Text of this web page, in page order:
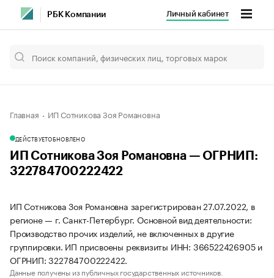
РБК Компании Личный кабинет
Главная ИП Сотникова Зоя Романовна
ДЕЙСТВУЕТОБНОВЛЕНО
ИП Сотникова Зоя Романовна — ОГРНИП:
322784700222422
ИП Сотникова Зоя Романовна зарегистрирован 27.07.2022, в
регионе — г. Санкт-Петербург. Основной вид деятельности:
Производство прочих изделий, не включенных в другие
группировки. ИП присвоены реквизиты ИНН: 366522426905 и
ОГРНИП: 322784700222422.
Данные получены из публичных государственных источников.